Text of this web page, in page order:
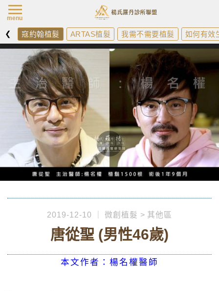
❮ 寇約翰植髮 ARTAS植髮 我需不需要植髮 如何有效
2019-12-10 微創植髮 其他區
唐從聖 (男性46歲)
本文作者：楊名權醫師
menu
楊氏羅丹最新